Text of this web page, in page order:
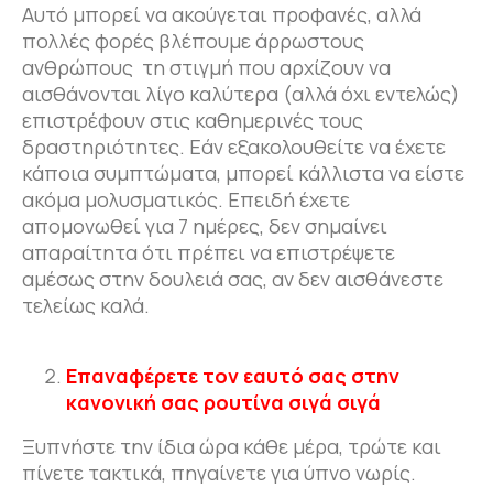
Αυτό μπορεί να ακούγεται προφανές, αλλά
πολλές φορές βλέπουμε άρρωστους
ανθρώπους τη στιγμή που αρχίζουν να
αισθάνονται λίγο καλύτερα (αλλά όχι εντελώς)
επιστρέφουν στις καθημερινές τους
δραστηριότητες. Εάν εξακολουθείτε να έχετε
κάποια συμπτώματα, μπορεί κάλλιστα να είστε
ακόμα μολυσματικός. Επειδή έχετε
απομονωθεί για 7 ημέρες, δεν σημαίνει
απαραίτητα ότι πρέπει να επιστρέψετε
αμέσως στην δουλειά σας, αν δεν αισθάνεστε
τελείως καλά.
Επαναφέρετε τον εαυτό σας στην
κανονική σας ρουτίνα σιγά σιγά
Ξυπνήστε την ίδια ώρα κάθε μέρα, τρώτε και
πίνετε τακτικά, πηγαίνετε για ύπνο νωρίς.